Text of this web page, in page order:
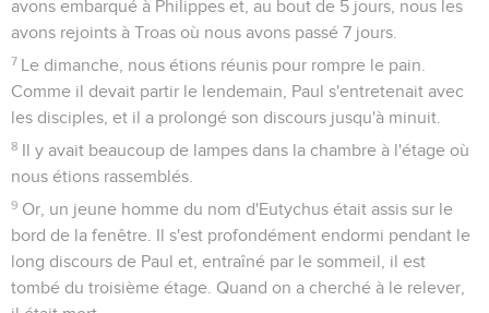
avons embarqué à Philippes et, au bout de 5 jours, nous les
avons rejoints à Troas où nous avons passé 7 jours.
7 Le dimanche, nous étions réunis pour rompre le pain.
Comme il devait partir le lendemain, Paul s'entretenait avec
les disciples, et il a prolongé son discours jusqu'à minuit.
8 Il y avait beaucoup de lampes dans la chambre à l'étage où
nous étions rassemblés.
9 Or, un jeune homme du nom d'Eutychus était assis sur le
bord de la fenêtre. Il s'est profondément endormi pendant le
long discours de Paul et, entraîné par le sommeil, il est
tombé du troisième étage. Quand on a cherché à le relever,